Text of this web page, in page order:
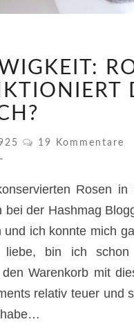
Kommentare
19 Kommentare
Rosen in
der Hashmag
ich konnte mich
liebe, bin ich
Warenkorb mit
relativ teuer und
habe…